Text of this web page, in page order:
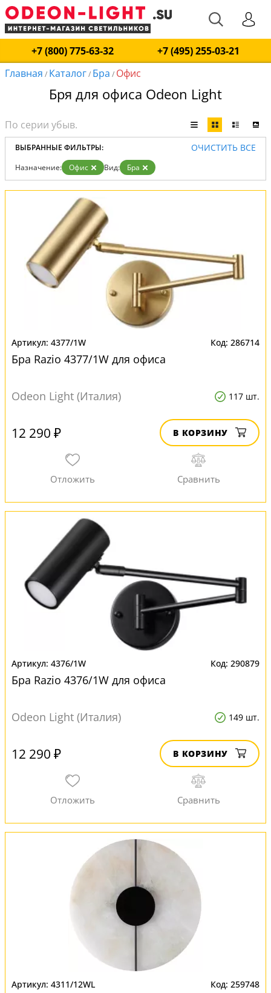
+7 (800) 775-63-32
+7 (495) 255-03-21
Главная / Каталог/ Бра / Офис
Бря для офиса Odeon Light
ВЫБРАННЫЕ ФИЛЬТРЫ: ОЧИСТИТЬ ВСЕ
Назначение: Офис Вид: Бра
4377/1W 286714
Бра Razio 4377/1W для офиса
Odeon Light (Италия) 117 шт.
12 290 ₽ В КОРЗИНУ
4376/1W 290879
Бра Razio 4376/1W для офиса
Odeon Light (Италия) 149 шт.
12 290 ₽ В КОРЗИНУ
4311/12WL 259748